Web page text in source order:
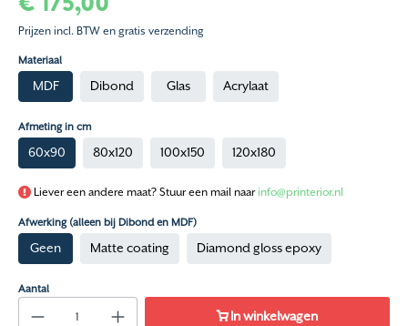
Prijzen incl. BTW en gratis verzending
Materiaal
MDF Dibond Glas Acrylaat
Afmeting in cm
60x90 80x120 100x150 120x180
Liever een andere maat? Stuur een mail naar info@printerior.nl
Afwerking (alleen bij Dibond en MDF)
Geen Matte coating Diamond gloss epoxy
Aantal
In winkelwagen